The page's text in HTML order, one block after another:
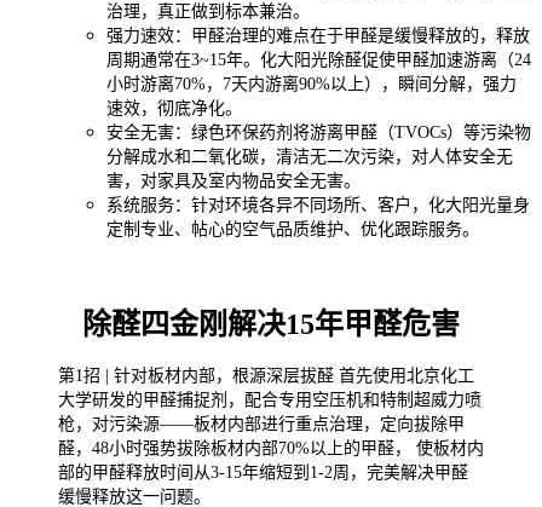
治理，真正做到标本兼治。
强力速效：甲醛治理的难点在于甲醛是缓慢释放的，释放
周期通常在3~15年。化大阳光除醛促使甲醛加速游离（24
小时游离70%，7天内游离90%以上），瞬间分解，强力
速效，彻底净化。
安全无害： 绿色环保药剂将游离甲醛（TVOCs）等污染物
分解成水和二氧化碳，清洁无二次污染，对人体安全无
害，对家具及室内物品安全无害。
系统服务：针对环境各异不同场所、客户，化大阳光量身
定制专业、帖心的空气品质维护、优化跟踪服务。
除醛四金刚解决15年甲醛危害
第1招 | 针对板材内部，根源深层拔醛 首先使用北京化工
大学研发的甲醛捕捉剂，配合专用空压机和特制超威力喷
枪，对污染源——板材内部进行重点治理，定向拔除甲
醛，48小时强势拔除板材内部70%以上的甲醛， 使板材内
部的甲醛释放时间从3-15年缩短到1-2周，完美解决甲醛
缓慢释放这一问题。